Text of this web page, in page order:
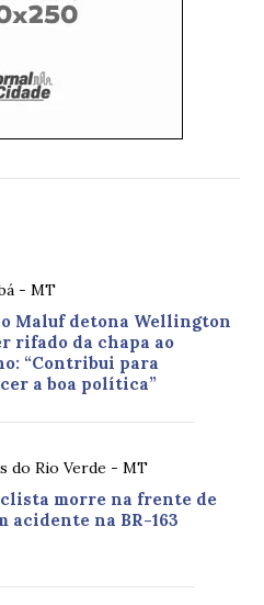
- MT
Maluf detona Wellington
rifado da chapa ao
“Contribui para
a boa política”
do Rio Verde - MT
morre na frente de
acidente na BR-163